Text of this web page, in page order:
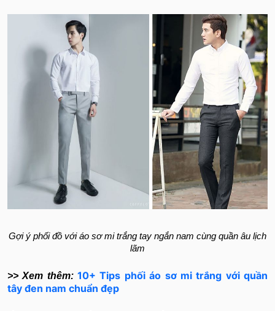
Gợi ý phối đồ với áo sơ mi trắng tay ngắn nam cùng quần âu lịch
lãm
>> Xem thêm:10+ Tips phối áo sơ mi trắng với quần
tây đen nam chuẩn đẹp